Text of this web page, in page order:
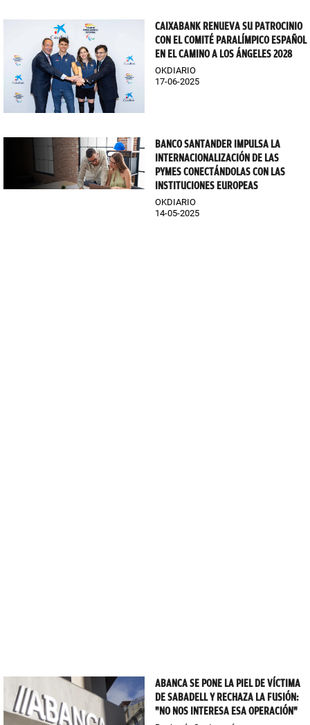
CAIXABANK RENUEVA SU PATROCINIO
CON EL COMITÉ PARALÍMPICO ESPAÑOL
EN EL CAMINO A LOS ÁNGELES 2028
OKDIARIO
17-06-2025
BANCO SANTANDER IMPULSA LA
INTERNACIONALIZACIÓN DE LAS
PYMES CONECTÁNDOLAS CON LAS
INSTITUCIONES EUROPEAS
OKDIARIO
14-05-2025
ABANCA SE PONE LA PIEL DE VÍCTIMA
DE SABADELL Y RECHAZA LA FUSIÓN:
"NO NOS INTERESA ESA OPERACIÓN"